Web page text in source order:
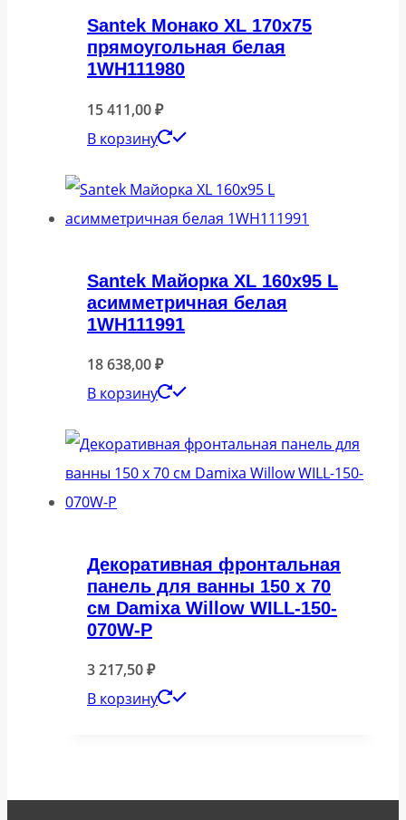
Santek Монако XL 170х75
прямоугольная белая
1WH111980
15 411,00₽
В корзину
Santek Майорка XL 160х95 L
асимметричная белая
1WH111991
18 638,00₽
В корзину
Декоративная фронтальная
панель для ванны 150 x 70
см Damixa Willow WILL-150-
070W-P
3 217,50₽
В корзину